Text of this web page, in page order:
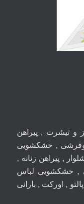
و تیشرت , پیراهن
, خشکشویی
, پیراهن زنانه ,
, خشکشویی لباس
, اورکت , بارانی